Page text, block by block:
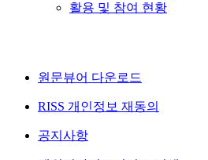
활용 및 참여 현황
원문뷰어 다운로드
RISS 개인정보 재동의
공지사항